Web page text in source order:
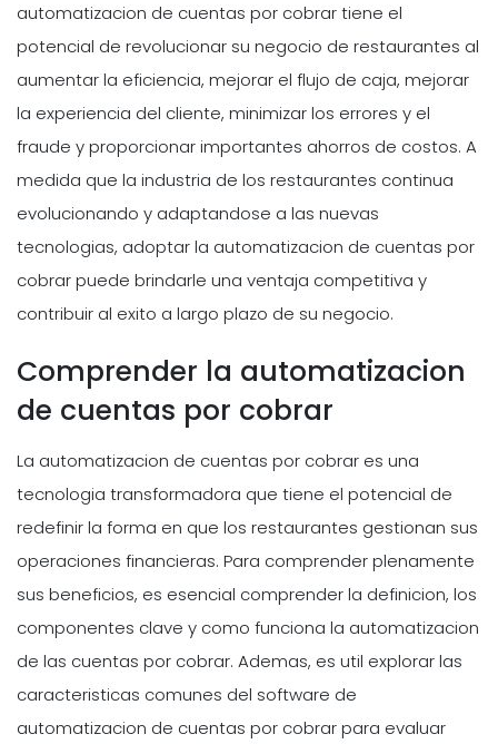
automatizacion de cuentas por cobrar tiene el
potencial de revolucionar su negocio de restaurantes al
aumentar la eficiencia, mejorar el flujo de caja, mejorar
la experiencia del cliente, minimizar los errores y el
fraude y proporcionar importantes ahorros de costos. A
medida que la industria de los restaurantes continua
evolucionando y adaptandose a las nuevas
tecnologias, adoptar la automatizacion de cuentas por
cobrar puede brindarle una ventaja competitiva y
contribuir al exito a largo plazo de su negocio.
Comprender la automatizacion
de cuentas por cobrar
La automatizacion de cuentas por cobrar es una
tecnologia transformadora que tiene el potencial de
redefinir la forma en que los restaurantes gestionan sus
operaciones financieras. Para comprender plenamente
sus beneficios, es esencial comprender la definicion, los
componentes clave y como funciona la automatizacion
de las cuentas por cobrar. Ademas, es util explorar las
caracteristicas comunes del software de
automatizacion de cuentas por cobrar para evaluar